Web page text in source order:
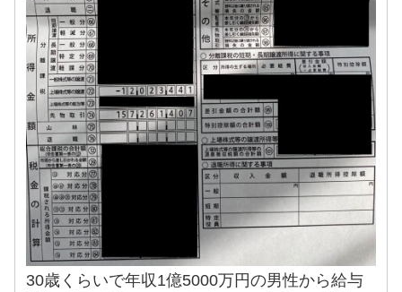
30歳くらいで年収1億5000万円の男性から給与